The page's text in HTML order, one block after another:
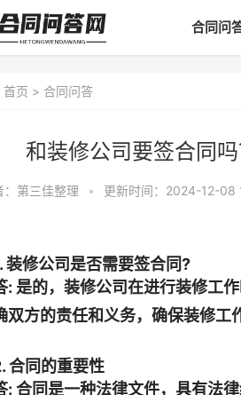
合同问
首页 > 合同问答
和装修公司要签合同
第三佳整理 • 更新时间：2024-12-08
装修公司是否需要签合同?
: 是的，装修公司在进行装修工
双方的责任和义务，确保装修工
合同的重要性
: 合同是一种法律文件，具有法